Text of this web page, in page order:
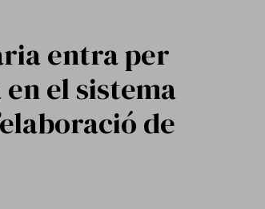
entra per
el sistema
de